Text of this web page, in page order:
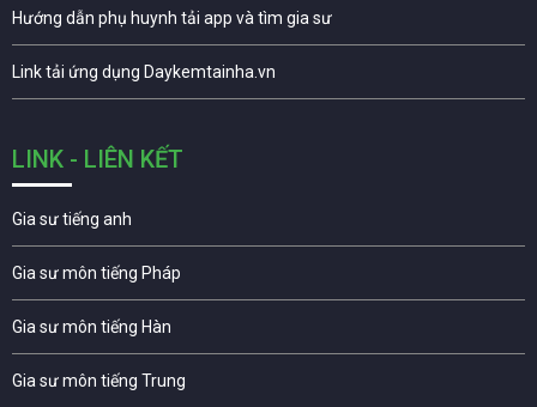
Hướng dẫn phụ huynh tải app và tìm gia sư
Link tải ứng dụng Daykemtainha.vn
LINK - LIÊN KẾT
Gia sư tiếng anh
Gia sư môn tiếng Pháp
Gia sư môn tiếng Hàn
Gia sư môn tiếng Trung